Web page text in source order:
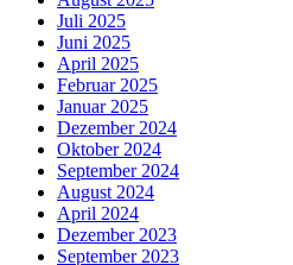
Juli 2025
Juni 2025
April 2025
Februar 2025
Januar 2025
Dezember 2024
Oktober 2024
September 2024
August 2024
April 2024
Dezember 2023
September 2023